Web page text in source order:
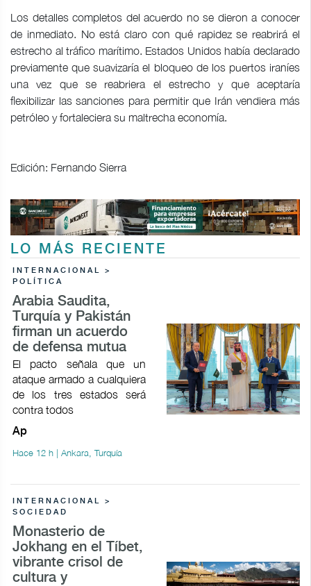
Los detalles completos del acuerdo no se dieron a conocer
de inmediato. No está claro con qué rapidez se reabrirá el
estrecho al tráfico marítimo. Estados Unidos había declarado
previamente que suavizaría el bloqueo de los puertos iraníes
una vez que se reabriera el estrecho y que aceptaría
flexibilizar las sanciones para permitir que Irán vendiera más
petróleo y fortaleciera su maltrecha economía.
Edición: Fernando Sierra
LO MÁS RECIENTE
INTERNACIONAL >
POLÍTICA
Arabia Saudita,
Turquía y Pakistán
firman un acuerdo
de defensa mutua
El pacto señala que un
ataque armado a cualquiera
de los tres estados será
contra todos
Ap
Hace 12 h | Ankara, Turquía
INTERNACIONAL >
SOCIEDAD
Monasterio de
Jokhang en el Tíbet,
vibrante crisol de
cultura y